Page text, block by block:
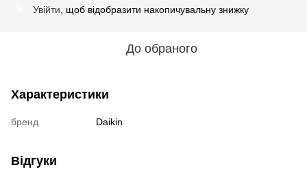
Увійти , щоб відобразити накопичувальну знижку
До обраного
Характеристики
бренд Daikin
Відгуки